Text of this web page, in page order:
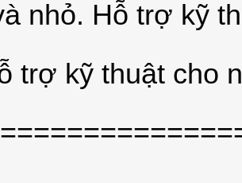
nhỏ. Hỗ trợ kỹ
trợ kỹ thuật cho